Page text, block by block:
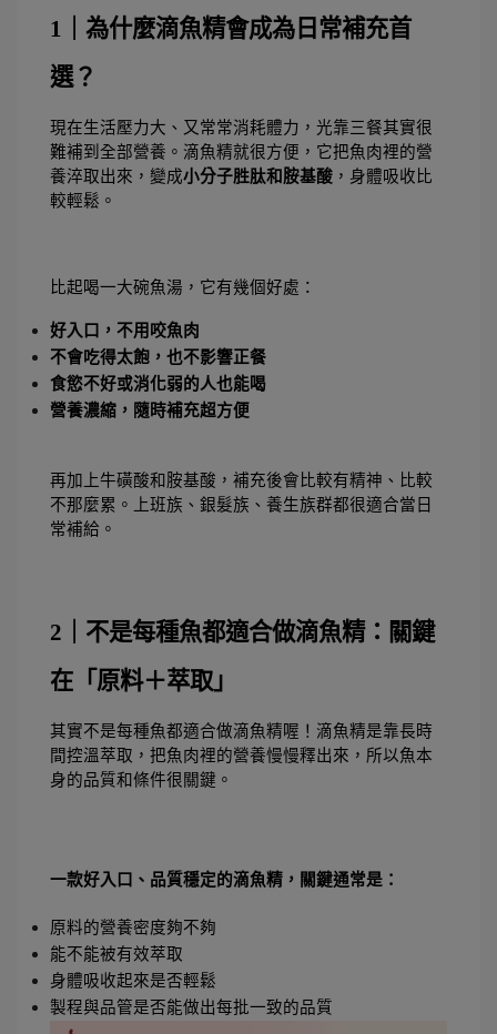
1｜為什麼滴魚精會成為日常補充首
選？
現在生活壓力大、又常常消耗體力，光靠三餐其實很
難補到全部營養。滴魚精就很方便，它把魚肉裡的營
養淬取出來，變成小分子胜肽和胺基酸 ，身體吸收比
較輕鬆。
比起喝一大碗魚湯，它有幾個好處：
好入口，不用咬魚肉
不會吃得太飽，也不影響正餐
食慾不好或消化弱的人也能喝
營養濃縮，隨時補充超方便
再加上牛磺酸和胺基酸，補充後會比較有精神、比較
不那麼累。上班族、銀髮族、養生族群都很適合當日
常補給。
2｜不是每種魚都適合做滴魚精：關鍵
在「原料＋萃取」
其實不是每種魚都適合做滴魚精喔！滴魚精是靠長時
間控溫萃取，把魚肉裡的營養慢慢釋出來，所以魚本
身的品質和條件很關鍵。
一款好入口、品質穩定的滴魚精，關鍵通常是：
原料的營養密度夠不夠
能不能被有效萃取
身體吸收起來是否輕鬆
製程與品管是否能做出每批一致的品質